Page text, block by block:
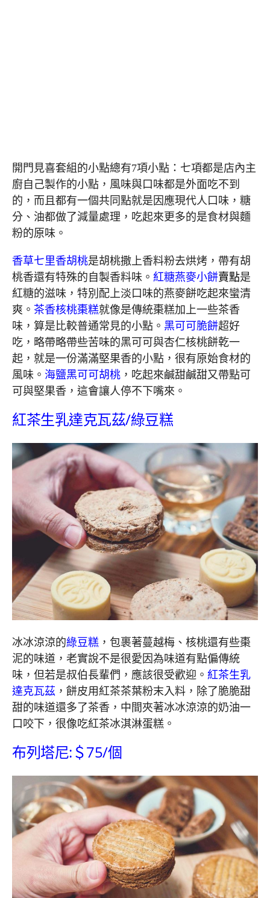
開門見喜套組的小點總有7項小點：七項都是店內主
廚自己製作的小點，風味與口味都是外面吃不到
的，而且都有一個共同點就是因應現代人口味，糖
分、油都做了減量處理，吃起來更多的是食材與麵
粉的原味。
香草七里香胡桃是胡桃撒上香料粉去烘烤，帶有胡
桃香還有特殊的自製香料味。 紅糖燕麥小餅賣點是
紅糖的滋味，特別配上淡口味的燕麥餅吃起來蠻清
爽。 茶香核桃棗糕就像是傳統棗糕加上一些茶香
味，算是比較普通常見的小點。 黑可可脆餅超好
吃，略帶略帶些苦味的黑可可與杏仁核桃餅乾一
起，就是一份滿滿堅果香的小點，很有原始食材的
風味。 海鹽黑可可胡桃 ，吃起來鹹甜鹹甜又帶點可
可與堅果香，這會讓人停不下嘴來。
紅茶生乳達克瓦茲/綠豆糕
冰冰涼涼的綠豆糕 ，包裹著蔓越梅、核桃還有些棗
泥的味道，老實說不是很愛因為味道有點偏傳統
味，但若是叔伯長輩們，應該很受歡迎。 紅茶生乳
達克瓦茲 ，餅皮用紅茶茶葉粉末入料，除了脆脆甜
甜的味道還多了茶香，中間夾著冰冰涼涼的奶油一
口咬下，很像吃紅茶冰淇淋蛋糕。
布列塔尼:＄75/個